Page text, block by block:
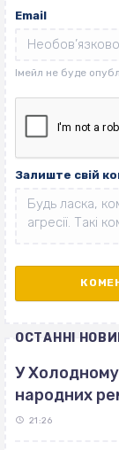
Email
Залиште свій
ОСТАННІ
У
народних
21:26